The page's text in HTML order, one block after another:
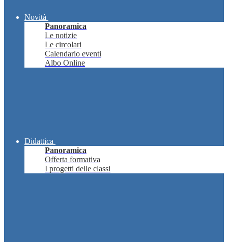
Novità
Panoramica
Le notizie
Le circolari
Calendario eventi
Albo Online
Didattica
Panoramica
Offerta formativa
I progetti delle classi